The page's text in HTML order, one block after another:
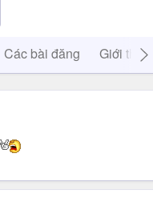
Các bài đăng Giới thiệu